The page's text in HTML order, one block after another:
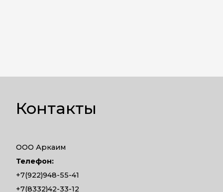
Контакты
ООО Аркаим
Телефон:
+7(922)948-55-41
+7(8332)42-33-12